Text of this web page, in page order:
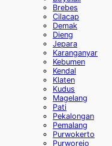
Brebes
Cilacap
Demak
Dieng
Jepara
Karanganyar
Kebumen
Kendal
Klaten
Kudus
Magelang
Pati
Pekalongan
Pemalang
Purwokerto
Purworejo